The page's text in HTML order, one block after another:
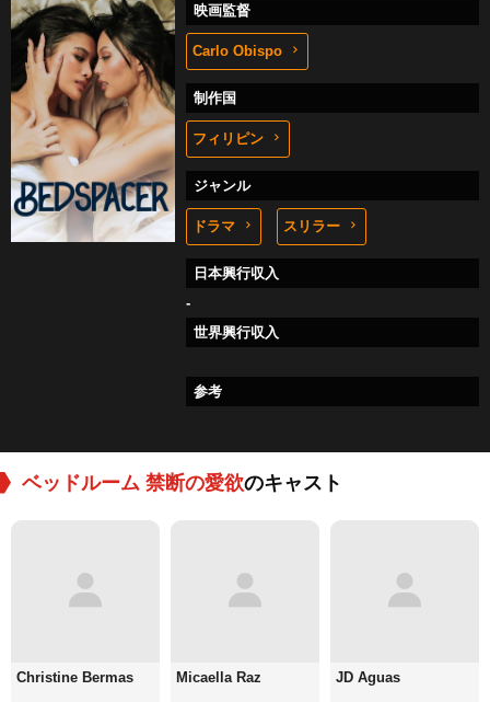
映画監督
Carlo Obispo
制作国
フィリピン
ジャンル
ドラマ スリラー
日本興行収入
-
世界興行収入
参考
ベッドルーム 禁断の愛欲のキャスト
Christine Bermas Micaella Raz JD Aguas